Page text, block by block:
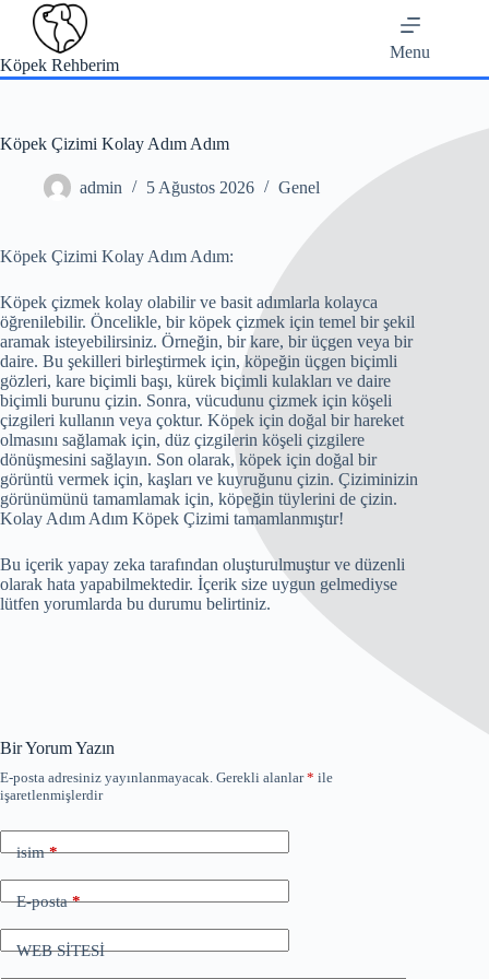
content
Köpek Rehberim
Menu
Köpek Çizimi Kolay Adım Adım
admin 5 Ağustos 2026 Genel
Köpek Çizimi Kolay Adım Adım:
Köpek çizmek kolay olabilir ve basit adımlarla kolayca
öğrenilebilir. Öncelikle, bir köpek çizmek için temel bir şekil
aramak isteyebilirsiniz. Örneğin, bir kare, bir üçgen veya bir
daire. Bu şekilleri birleştirmek için, köpeğin üçgen biçimli
gözleri, kare biçimli başı, kürek biçimli kulakları ve daire
biçimli burunu çizin. Sonra, vücudunu çizmek için köşeli
çizgileri kullanın veya çoktur. Köpek için doğal bir hareket
olmasını sağlamak için, düz çizgilerin köşeli çizgilere
dönüşmesini sağlayın. Son olarak, köpek için doğal bir
görüntü vermek için, kaşları ve kuyruğunu çizin. Çiziminizin
görünümünü tamamlamak için, köpeğin tüylerini de çizin.
Kolay Adım Adım Köpek Çizimi tamamlanmıştır!
Bu içerik yapay zeka tarafından oluşturulmuştur ve düzenli
olarak hata yapabilmektedir. İçerik size uygun gelmediyse
lütfen yorumlarda bu durumu belirtiniz.
Bir Yorum Yazın
E-posta adresiniz yayınlanmayacak. Gerekli alanlar* ile
işaretlenmişlerdir
isim*
E-posta*
WEB SİTESİ